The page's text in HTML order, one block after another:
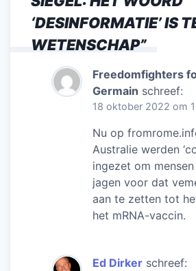
o
k
p
‘DESINFORMATIE’ IS
WETENSCHAP”
Freedomfighters
Germain schreef:
18 oktober 2022 om
Nu op
Australie werden
ingezet om
jagen voor dat
aan te zetten tot
het mRNA-vaccin.
Ed Dirker schreef: